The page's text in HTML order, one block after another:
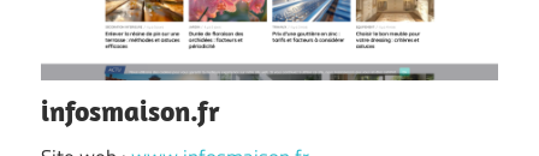
infosmaison.fr